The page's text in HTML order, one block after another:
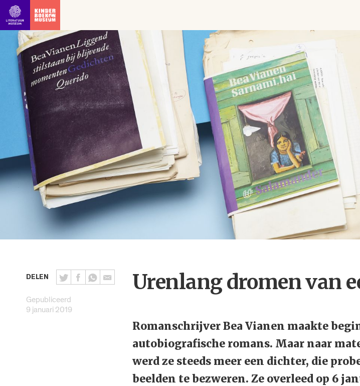
Ga direct naar inhoud
DELEN
Gepubliceerd
9 januari 2019
Urenlang dromen van
Romanschrijver Bea Vianen maakte
autobiografische romans. Maar naar
werd ze steeds meer een dichter, die
beelden te bezweren. Ze overleed op 6